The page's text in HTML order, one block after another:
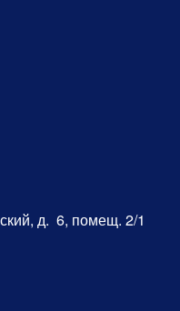
д. 6, помещ. 2/1